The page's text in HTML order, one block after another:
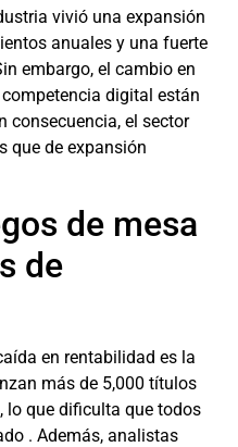
vivió una expansión
anuales y una fuerte
embargo, el cambio en
digital están
consecuencia, el sector
que de expansión
de mesa
de
en rentabilidad es la
más de 5,000 títulos
lo que dificulta que todos
. Además, analistas